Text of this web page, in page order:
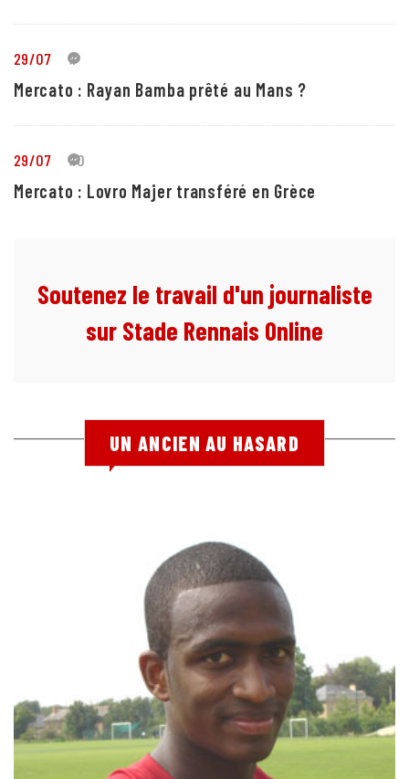
29/07 1
Mercato : Rayan Bamba prêté au Mans ?
29/07 10
Mercato : Lovro Majer transféré en Grèce
Soutenez le travail d'un journaliste
sur Stade Rennais Online
UN ANCIEN AU HASARD